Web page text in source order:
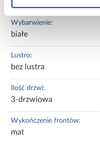
Wybarwienie:
białe
Lustro:
bez lustra
Ilość drzwi:
3-drzwiowa
Wykończenie frontów:
mat